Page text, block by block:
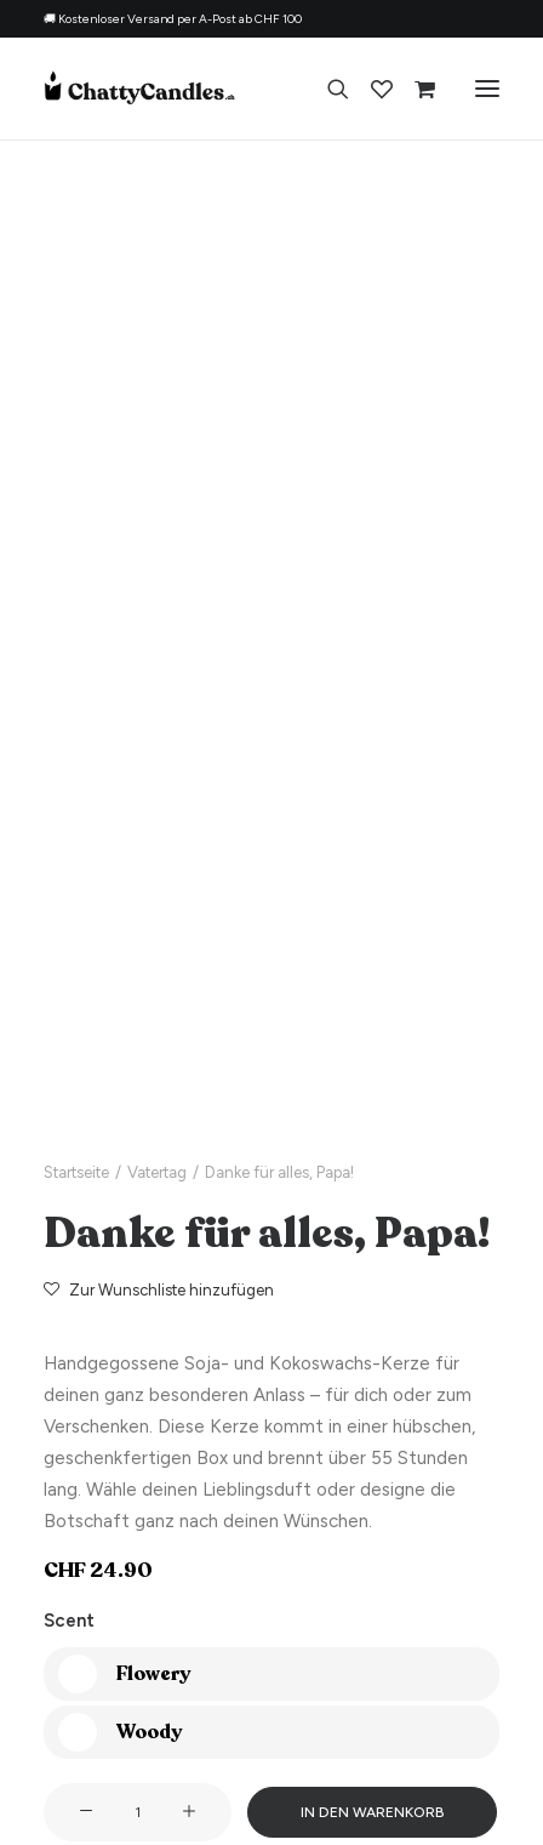
🚚 Kostenloser Versand per A-Post ab CHF 100
Startseite Vatertag Danke für alles, Papa!
Danke für alles, Papa!
Zur Wunschliste hinzufügen
Handgegossene Soja- und Kokoswachs-Kerze für
deinen ganz besonderen Anlass – für dich oder zum
Verschenken. Diese Kerze kommt in einer hübschen,
geschenkfertigen Box und brennt über 55 Stunden
lang. Wähle deinen Lieblingsduft oder designe die
Botschaft ganz nach deinen Wünschen.
CHF24.90
Scent
Flowery
Woody
IN DEN WARENKORB